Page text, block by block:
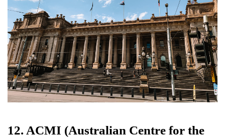
12. ACMI (Australian Centre for the